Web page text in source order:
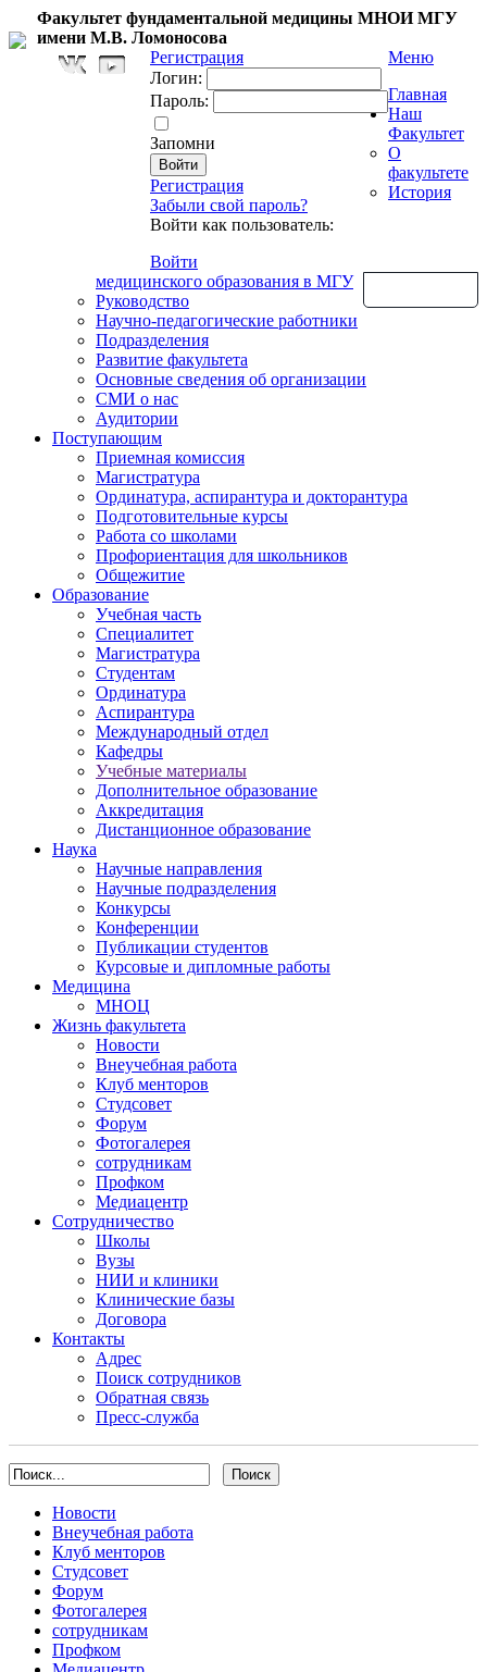
Факультет фундаментальной медицины МНОИ МГУ
имени М.В. Ломоносова
Регистрация
Логин:
Пароль:
Запомни
Регистрация
Забыли свой пароль?
Войти как пользователь:
Войти
Меню
Главная
Наш
Факультет
О
факультете
История
медицинского образования в МГУ
Руководство
Научно-педагогические работники
Подразделения
Развитие факультета
Основные сведения об организации
СМИ о нас
Аудитории
Поступающим
Приемная комиссия
Магистратура
Ординатура, аспирантура и докторантура
Подготовительные курсы
Работа со школами
Профориентация для школьников
Общежитие
Образование
Учебная часть
Специалитет
Магистратура
Студентам
Ординатура
Аспирантура
Международный отдел
Кафедры
Учебные материалы
Дополнительное образование
Аккредитация
Дистанционное образование
Наука
Научные направления
Научные подразделения
Конкурсы
Конференции
Публикации студентов
Курсовые и дипломные работы
Медицина
МНОЦ
Жизнь факультета
Новости
Внеучебная работа
Клуб менторов
Студсовет
Форум
Фотогалерея
сотрудникам
Профком
Медиацентр
Сотрудничество
Школы
Вузы
НИИ и клиники
Клинические базы
Договора
Контакты
Адрес
Поиск сотрудников
Обратная связь
Пресс-служба
Новости
Внеучебная работа
Клуб менторов
Студсовет
Форум
Фотогалерея
сотрудникам
Профком